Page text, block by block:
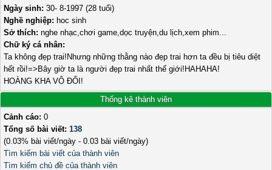
Ngày sinh: 30- 8-1997 (28 tuổi)
Nghề nghiệp: hoc sinh
Sở thích: nghe nhạc,chơi game,dọc truyện,du lịch,xem phim...
Chữ ký cá nhân:
Ta không đẹp trai!Nhưng những thằng nào đẹp trai hơn ta đều bị tiêu diệt
hết rồi!=>Bây giờ ta là người đẹp trai nhất thế giới!HAHAHA!
HOÀNG KHA VÔ ĐỐI!
Thống kê thành viên
Cảnh cáo: 0
Tổng số bài viết: 138
(0.03% bài viết/ngày - 0.03 bài viết/ngày)
Tìm kiếm bài viết của thành viên
Tìm kiếm chủ đề của thành viên